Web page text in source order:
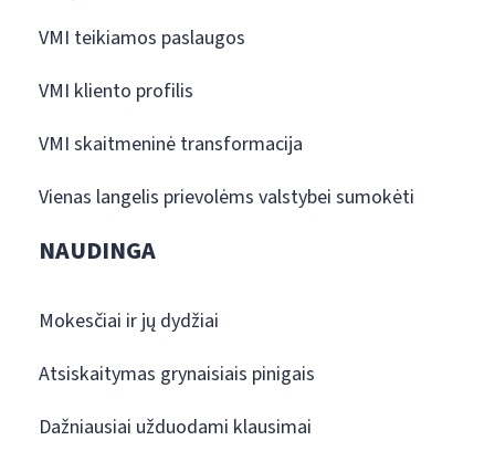
VMI teikiamos paslaugos
VMI kliento profilis
VMI skaitmeninė transformacija
Vienas langelis prievolėms valstybei sumokėti
NAUDINGA
Mokesčiai ir jų dydžiai
Atsiskaitymas grynaisiais pinigais
Dažniausiai užduodami klausimai